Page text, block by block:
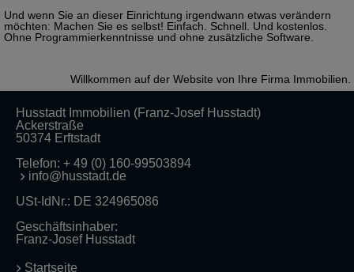
Und wenn Sie an dieser Einrichtung irgendwann etwas verändern
möchten: Machen Sie es selbst! Einfach. Schnell. Und kostenlos.
Ohne Programmierkenntnisse und ohne zusätzliche Software.
Willkommen auf der Website von Ihre Firma
Husstadt Immobilien (Franz-Josef Husstadt)
Ackerstraße
50374 Erftstadt
Telefon: + 49 (0) 160-99503894
info@husstadt.de
USt-IdNr.: DE 324965086
Geschäftsinhaber:
Franz-Josef Husstadt
Startseite